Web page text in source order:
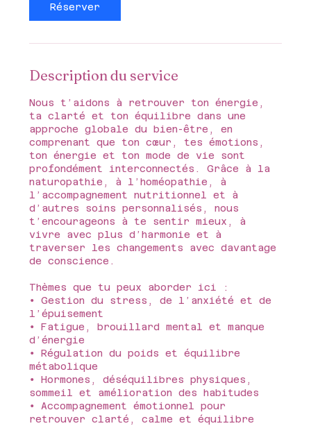
Réserver
Description du service
Nous t’aidons à retrouver ton énergie,
ta clarté et ton équilibre dans une
approche globale du bien-être, en
comprenant que ton cœur, tes émotions,
ton énergie et ton mode de vie sont
profondément interconnectés. Grâce à la
naturopathie, à l’homéopathie, à
l’accompagnement nutritionnel et à
d’autres soins personnalisés, nous
t’encourageons à te sentir mieux, à
vivre avec plus d’harmonie et à
traverser les changements avec davantage
de conscience.
Thèmes que tu peux aborder ici :
∙ Gestion du stress, de l’anxiété et de
l’épuisement
∙ Fatigue, brouillard mental et manque
d’énergie
∙ Régulation du poids et équilibre
métabolique
∙ Hormones, déséquilibres physiques,
sommeil et amélioration des habitudes
∙ Accompagnement émotionnel pour
retrouver clarté, calme et équilibre